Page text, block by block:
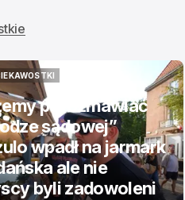
porozmawiać
sądowej”
wpadł na jarmark
ale nie
byli zadowoleni